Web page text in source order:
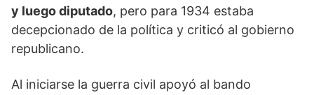
y luego diputado, pero para 1934 estaba
decepcionado de la política y criticó al gobierno
republicano.
Al iniciarse la guerra civil apoyó al bando